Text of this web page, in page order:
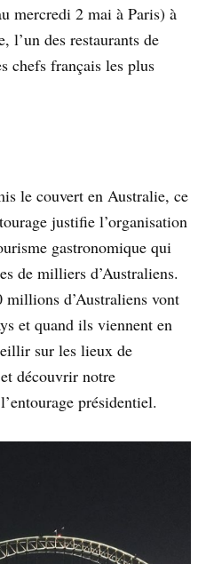
mercredi 2 mai à Paris) à
l’un des restaurants de
chefs français les plus
le couvert en Australie, ce
justifie l’organisation
gastronomique qui
de milliers d’Australiens.
millions d’Australiens vont
et quand ils viennent en
sur les lieux de
découvrir notre
présidentiel.